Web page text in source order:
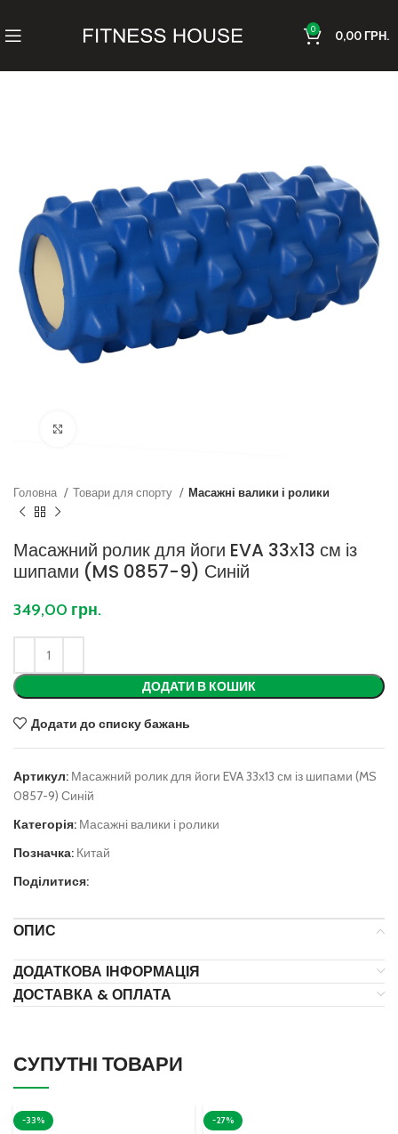
0 0,00ГРН.
Головна Товари для спорту Масажні валики і ролики
Масажний ролик для йоги EVA 33х13 см із
шипами (MS 0857-9) Синій
349,00 грн.
ДОДАТИ В КОШИК
Додати до списку бажань
Артикул: Масажний ролик для йоги EVA 33х13 см із шипами (MS
0857-9) Синій
Категорія: Масажні валики і ролики
Позначка: Китай
Поділитися:
ОПИС
ДОДАТКОВА ІНФОРМАЦІЯ
ДОСТАВКА & ОПЛАТА
СУПУТНІ ТОВАРИ
-33% -27%